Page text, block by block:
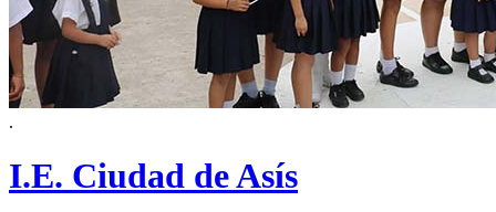
.
I.E. Ciudad de Asís